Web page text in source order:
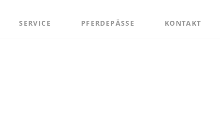
SERVICE PFERDEPÄSSE KONTAKT